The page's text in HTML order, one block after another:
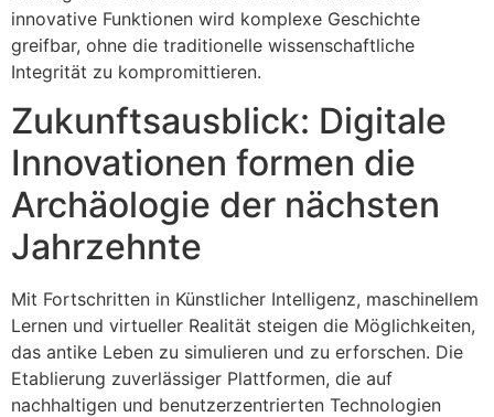
innovative Funktionen wird komplexe Geschichte
greifbar, ohne die traditionelle wissenschaftliche
Integrität zu kompromittieren.
Zukunftsausblick: Digitale
Innovationen formen die
Archäologie der nächsten
Jahrzehnte
Mit Fortschritten in Künstlicher Intelligenz, maschinellem
Lernen und virtueller Realität steigen die Möglichkeiten,
das antike Leben zu simulieren und zu erforschen. Die
Etablierung zuverlässiger Plattformen, die auf
nachhaltigen und benutzerzentrierten Technologien